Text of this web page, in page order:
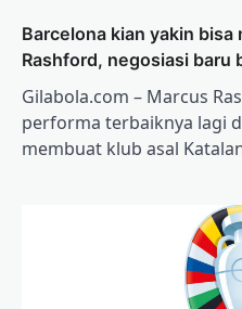
Barcelona kian yakin
Rashford, negosiasi baru
Gilabola.com – Marcus
performa terbaiknya lagi
membuat klub asal